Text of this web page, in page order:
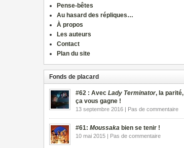
Pense-bêtes
Au hasard des répliques…
À propos
Les auteurs
Contact
Plan du site
Fonds de placard
#62 : Avec Lady Terminator, la parité,
ça vous gagne !
13 septembre 2016 | Pas de commentaire
#61: Moussaka bien se tenir !
10 mai 2015 | Pas de commentaire